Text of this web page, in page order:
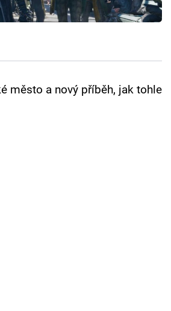
město a nový příběh, jak tohle